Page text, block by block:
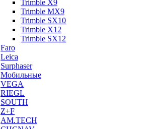
Trimble X9
Trimble MX9
Trimble SX10
Trimble X12
Trimble SX12
Faro
Leica
Surphaser
Мобильные
VEGA
RIEGL
SOUTH
Z+F
AM.TECH